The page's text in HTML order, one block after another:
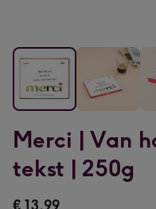
harte
met
Van
harte
Merci | Van
tekst | 250g